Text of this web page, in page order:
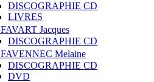
DISCOGRAPHIE CD
LIVRES
FAVART Jacques
DISCOGRAPHIE CD
FAVENNEC Melaine
DISCOGRAPHIE CD
DVD